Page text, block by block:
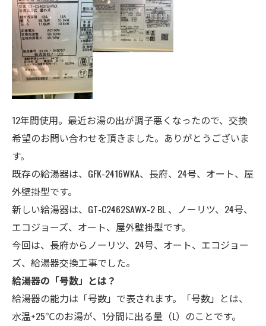
12年間使用。最近お湯の出が調子悪くなったので、交換
希望のお問い合わせを頂きました。ありがとうございま
す。
既存の給湯器は、GFK-2416WKA、長府、 24号、オート、屋
外壁掛型です。
新しい給湯器は、GT-C2462SAWX-2 BL 、ノーリツ、24号、
エコジョーズ、オート、 屋外壁掛型です。
今回は、長府からノーリツ、24号、オート、エコジョー
ズ、給湯器交換工事でした。
給湯器の「号数」とは？
給湯器の能力は「号数」で表されます。「号数」とは、
水温+25℃のお湯が、1分間に出る量（L）のことです。